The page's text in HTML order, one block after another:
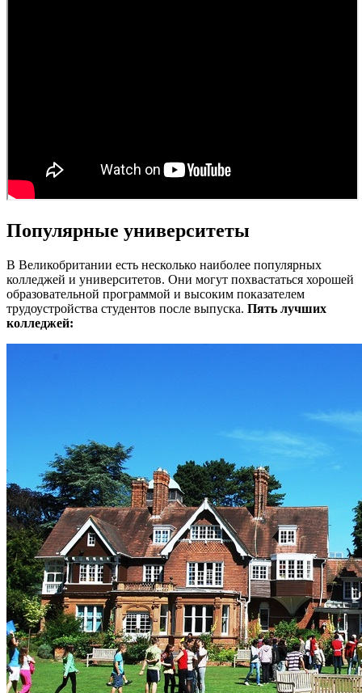
Популярные университеты
В Великобритании есть несколько наиболее популярных
колледжей и университетов. Они могут похвастаться хорошей
образовательной программой и высоким показателем
трудоустройства студентов после выпуска. Пять лучших
колледжей: